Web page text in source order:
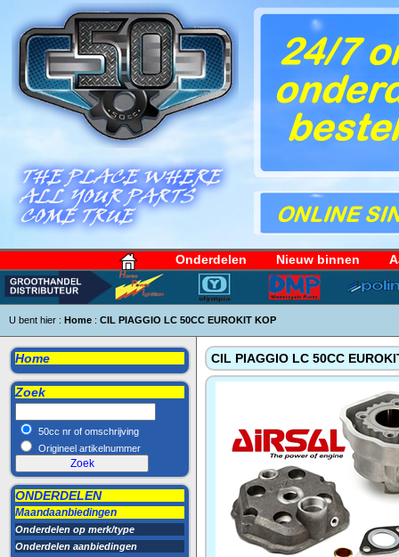
Onderdelen Nieuw binnen
U bent hier : Home : CIL PIAGGIO LC 50CC EUROKIT KOP
Home
Zoek
50cc nr of omschrijving
Origineel artikelnummer
ONDERDELEN
Maandaanbiedingen
Onderdelen op merk/type
Onderdelen aanbiedingen
CIL PIAGGIO LC 50CC